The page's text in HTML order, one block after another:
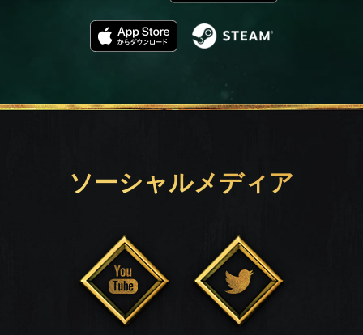
ソーシャルメディア